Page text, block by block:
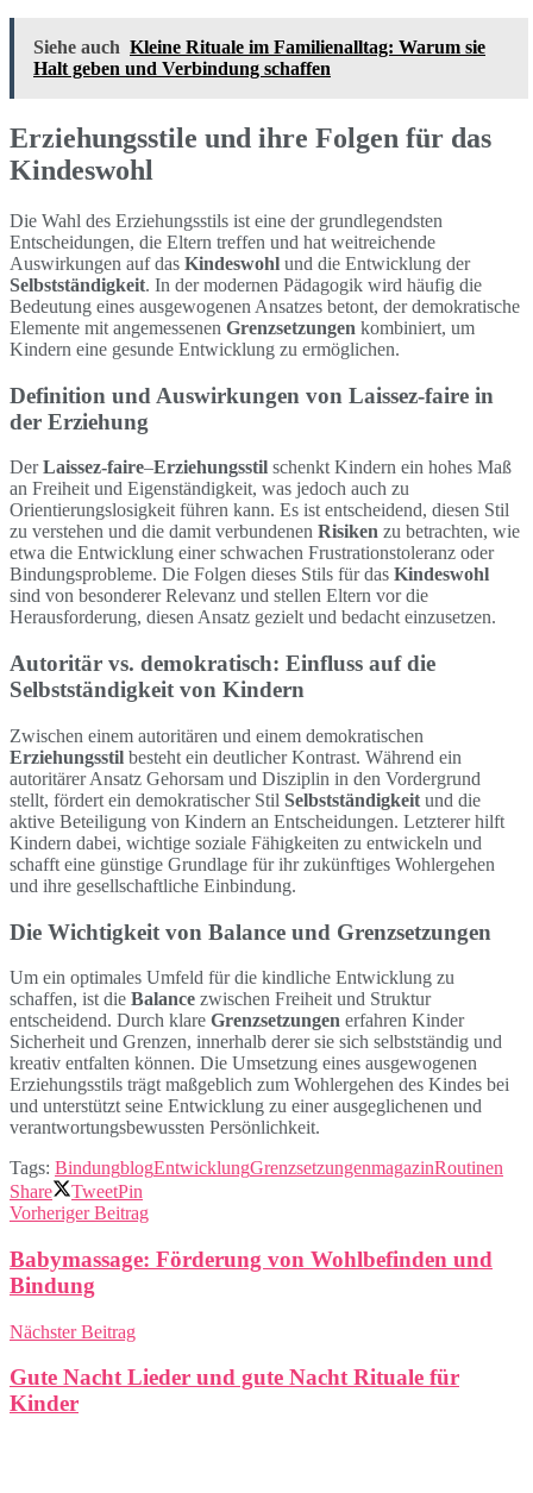
Siehe auch Kleine Rituale im Familienalltag: Warum sie
Halt geben und Verbindung schaffen
Erziehungsstile und ihre Folgen für das
Kindeswohl
Die Wahl des Erziehungsstils ist eine der grundlegendsten
Entscheidungen, die Eltern treffen und hat weitreichende
Auswirkungen auf das Kindeswohl und die Entwicklung der
Selbstständigkeit. In der modernen Pädagogik wird häufig die
Bedeutung eines ausgewogenen Ansatzes betont, der demokratische
Elemente mit angemessenen Grenzsetzungen kombiniert, um
Kindern eine gesunde Entwicklung zu ermöglichen.
Definition und Auswirkungen von Laissez-faire in
der Erziehung
DerLaissez-faire–Erziehungsstil schenkt Kindern ein hohes Maß
an Freiheit und Eigenständigkeit, was jedoch auch zu
Orientierungslosigkeit führen kann. Es ist entscheidend, diesen Stil
zu verstehen und die damit verbundenen Risiken zu betrachten, wie
etwa die Entwicklung einer schwachen Frustrationstoleranz oder
Bindungsprobleme. Die Folgen dieses Stils für das Kindeswohl
sind von besonderer Relevanz und stellen Eltern vor die
Herausforderung, diesen Ansatz gezielt und bedacht einzusetzen.
Autoritär vs. demokratisch: Einfluss auf die
Selbstständigkeit von Kindern
Zwischen einem autoritären und einem demokratischen
Erziehungsstil besteht ein deutlicher Kontrast. Während ein
autoritärer Ansatz Gehorsam und Disziplin in den Vordergrund
stellt, fördert ein demokratischer Stil Selbstständigkeit und die
aktive Beteiligung von Kindern an Entscheidungen. Letzterer hilft
Kindern dabei, wichtige soziale Fähigkeiten zu entwickeln und
schafft eine günstige Grundlage für ihr zukünftiges Wohlergehen
und ihre gesellschaftliche Einbindung.
Die Wichtigkeit von Balance und Grenzsetzungen
Um ein optimales Umfeld für die kindliche Entwicklung zu
schaffen, ist die Balance zwischen Freiheit und Struktur
entscheidend. Durch klare Grenzsetzungen erfahren Kinder
Sicherheit und Grenzen, innerhalb derer sie sich selbstständig und
kreativ entfalten können. Die Umsetzung eines ausgewogenen
Erziehungsstils trägt maßgeblich zum Wohlergehen des Kindes bei
und unterstützt seine Entwicklung zu einer ausgeglichenen und
verantwortungsbewussten Persönlichkeit.
Tags: BindungblogEntwicklungGrenzsetzungenmagazinRoutinen
Share
TweetPin
Vorheriger Beitrag
Babymassage: Förderung von Wohlbefinden und
Bindung
Nächster Beitrag
Gute Nacht Lieder und gute Nacht Rituale für
Kinder